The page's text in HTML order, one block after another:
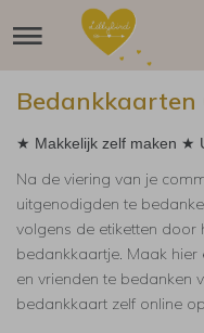
Bedankkaarten
★ Makkelijk zelf maken ★
Na de viering van je
uitgenodigden te
volgens de etiketten door
bedankkaartje. Maak
en vrienden te bedanken
bedankkaart zelf online